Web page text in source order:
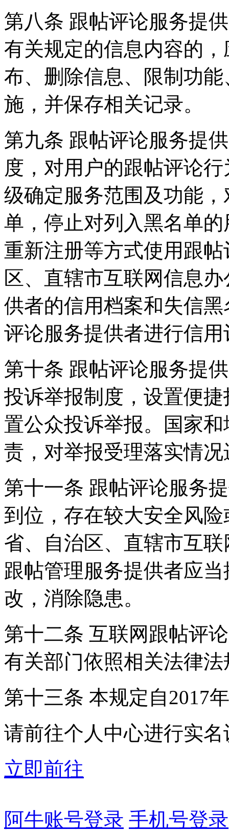
第八条 跟帖评论服务提
有关规定的信息内容的
布、删除信息、限制功
施，并保存相关记录。
第九条 跟帖评论服务提
度，对用户的跟帖评论
级确定服务范围及功能
单，停止对列入黑名单
重新注册等方式使用跟
区、直辖市互联网信息
供者的信用档案和失信
评论服务提供者进行信用
第十条 跟帖评论服务提
投诉举报制度，设置便
置公众投诉举报。国家
责，对举报受理落实情
第十一条 跟帖评论服务
到位，存在较大安全风
省、自治区、直辖市互
跟帖管理服务提供者应
改，消除隐患。
第十二条 互联网跟帖评
有关部门依照相关法律
第十三条 本规定自2017
请前往个人中心进行实名
立即前往
阿牛账号登录 手机号登录